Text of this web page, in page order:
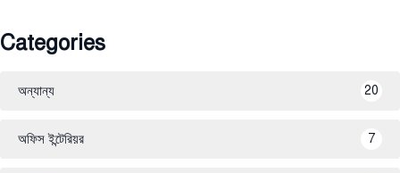
Categories
অন্যান্য 20
অফিস ইন্টেরিয়র 7